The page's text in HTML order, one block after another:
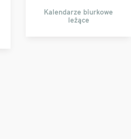
Kalendarze biurkowe
leżące